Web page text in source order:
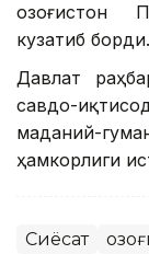
Қозоғистон
кузатиб борди.
Давлат
савдо-
маданий-
ҳамкорлиги
Сиёсат